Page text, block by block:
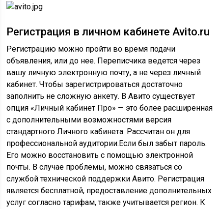
Регистрация в личном кабинете Avito.ru
Регистрацию можно пройти во время подачи
объявления, или до нее. Переписчика ведется через
вашу личную электронную почту, а не через личный
кабинет. Чтобы зарегистрироваться достаточно
заполнить не сложную анкету. В Авито существует
опция «Личный кабинет Про» — это более расширенная
с дополнительными возможностями версия
стандартного Личного кабинета. Рассчитан он для
профессиональной аудитории.Если был забыт пароль.
Его можно восстановить с помощью электронной
почты. В случае проблемы, можно связаться со
службой технической поддержки Авито. Регистрация
является бесплатной, предоставление дополнительных
услуг согласно тарифам, также учитывается регион. К